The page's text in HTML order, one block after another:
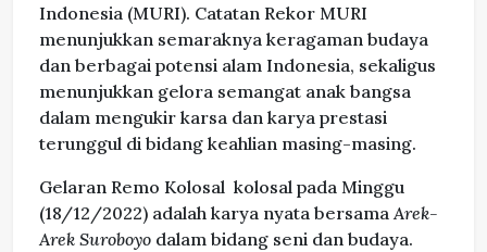
Indonesia (MURI). Catatan Rekor MURI
menunjukkan semaraknya keragaman budaya
dan berbagai potensi alam Indonesia, sekaligus
menunjukkan gelora semangat anak bangsa
dalam mengukir karsa dan karya prestasi
terunggul di bidang keahlian masing-masing.
Gelaran Remo Kolosal kolosal pada Minggu
(18/12/2022) adalah karya nyata bersamaArek-
Arek Suroboyo dalam bidang seni dan budaya.